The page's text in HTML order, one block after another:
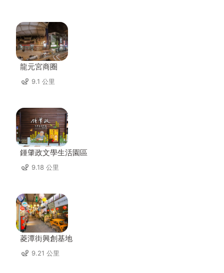
龍元宮商圈
9.1 公里
鍾肇政文學生活園區
9.18 公里
菱潭街興創基地
9.21 公里